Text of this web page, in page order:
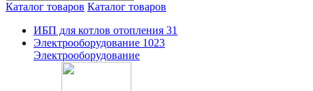
Каталог товаров Каталог товаров
ИБП для котлов отопления 31
Электрооборудование 1023
Электрооборудование